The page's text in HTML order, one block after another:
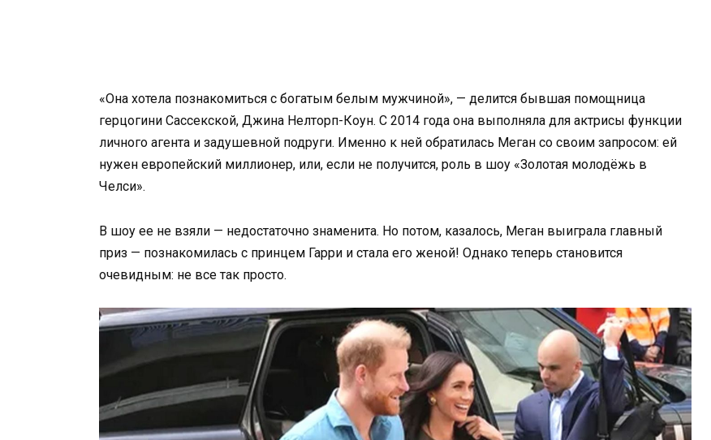
«Она хотела познакомиться с богатым белым мужчиной», — делится бывшая помощница
герцогини Сассекской, Джина Нелторп-Коун. С 2014 года она выполняла для актрисы функции
личного агента и задушевной подруги. Именно к ней обратилась Меган со своим запросом: ей
нужен европейский миллионер, или, если не получится, роль в шоу «Золотая молодёжь в
Челси».
В шоу ее не взяли — недостаточно знаменита. Но потом, казалось, Меган выиграла главный
приз — познакомилась с принцем Гарри и стала его женой! Однако теперь становится
очевидным: не все так просто.